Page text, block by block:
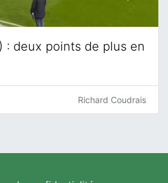
: deux points de plus en
Richard Coudrais